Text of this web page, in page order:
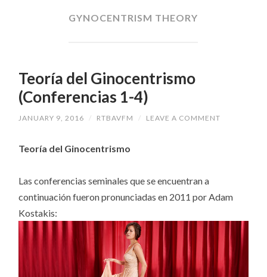
GYNOCENTRISM THEORY
Teoría del Ginocentrismo
(Conferencias 1-4)
JANUARY 9, 2016 / RTBAVFM / LEAVE A COMMENT
Teoría del Ginocentrismo
Las conferencias seminales que se encuentran a
continuación fueron pronunciadas en 2011 por Adam
Kostakis: